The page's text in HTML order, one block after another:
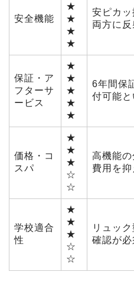
安全機能
★
★
★
★
安ピカッ
両方に
保証・ア
フターサ
ービス
★
★
★
★
★
6年間保
付可能
価格・コ
スパ
★
★
★
☆
☆
高機能
費用を
学校適合
性
★
★
★
☆
☆
リュッ
確認が必